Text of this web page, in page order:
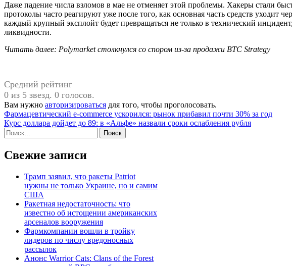
Даже падение числа взломов в мае не отменяет этой проблемы. Хакеры стали
протоколы часто реагируют уже после того, как основная часть средств уходит
каждый крупный эксплойт будет превращаться не только в технический
ликвидности.
Читать далее: Polymarket столкнулся со спором из-за продажи BTC Strategy
Средний рейтинг
0 из 5 звезд. 0 голосов.
Вам нужно авторизироваться для того, чтобы проголосовать.
Навигация
по
записям
Фармацевтический e-commerce ускорился: рынок прибавил почти 30% за год
Курс доллара дойдет до 89: в «Альфе» назвали сроки ослабления рубля
Найти:
Свежие записи
Трамп заявил, что ракеты Patriot
нужны не только Украине, но и самим
США
Ракетная недостаточность: что
известно об истощении американских
арсеналов вооружения
Фармкомпании вошли в тройку
лидеров по числу вредоносных
рассылок
Анонс Warrior Cats: Clans of the Forest